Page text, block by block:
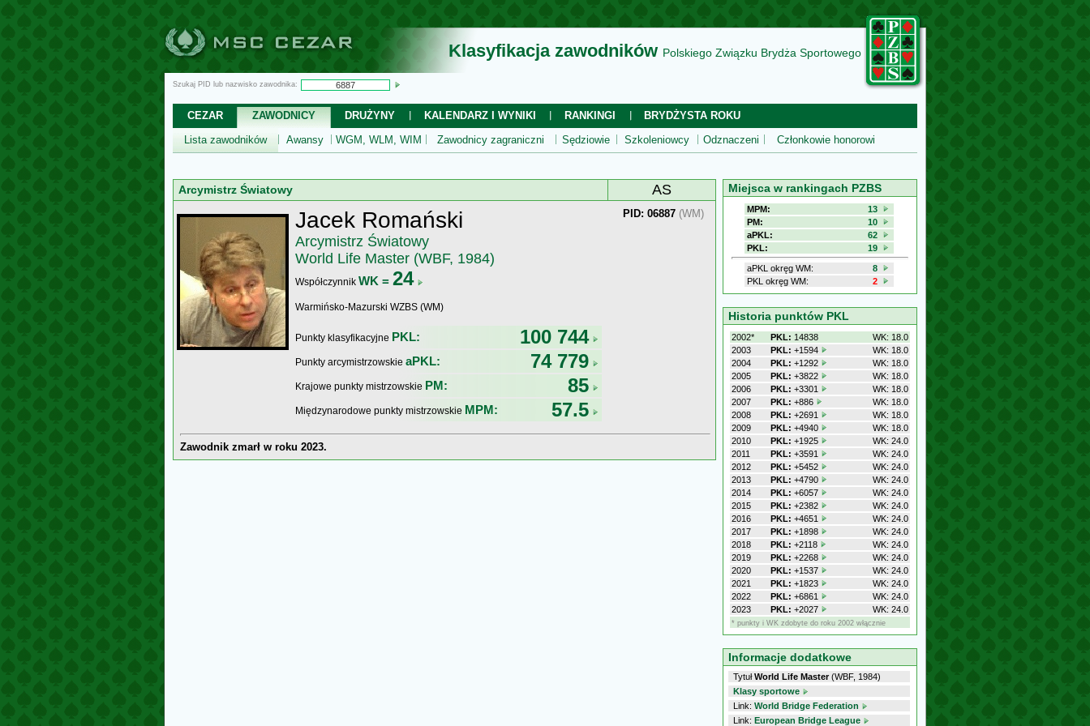
Klasyfikacja zawodników Polskiego Związku Brydża Sportowego
Szukaj PID lub nazwisko zawodnika:
CEZAR ZAWODNICY DRUŻYNY KALENDARZ I WYNIKI RANKINGI
BRYDŻYSTA ROKU
Lista zawodników
Awansy WGM, WLM, WIM Zawodnicy zagraniczni Sędziowie Szkoleniowcy Odznaczeni Członkowie honorowi
Arcymistrz Światowy AS
Jacek Romański
Arcymistrz Światowy
World Life Master (WBF, 1984)
Współczynnik WK = 24
Warmińsko-Mazurski WZBS (WM)
Punkty klasyfikacyjne PKL: 100 744
Punkty arcymistrzowskie aPKL: 74 779
Krajowe punkty mistrzowskie PM: 85
Międzynarodowe punkty mistrzowskie MPM: 57.5
PID: 06887 (WM)
Zawodnik zmarł w roku 2023.
Miejsca w rankingach PZBS
MPM:
13
PM:
10
aPKL:
62
PKL:
19
aPKL okręg WM:
8
PKL okręg WM:
2
Historia punktów PKL
2002* PKL: 14838
WK: 18.0
2003
PKL: +1594
WK: 18.0
2004
PKL: +1292
WK: 18.0
2005
PKL: +3822
WK: 18.0
2006
PKL: +3301
WK: 18.0
2007
PKL: +886
WK: 18.0
2008
PKL: +2691
WK: 18.0
2009
PKL: +4940
WK: 18.0
2010
PKL: +1925
WK: 24.0
2011
PKL: +3591
WK: 24.0
2012
PKL: +5452
WK: 24.0
2013
PKL: +4790
WK: 24.0
2014
PKL: +6057
WK: 24.0
2015
PKL: +2382
WK: 24.0
2016
PKL: +4651
WK: 24.0
2017
PKL: +1898
WK: 24.0
2018
PKL: +2118
WK: 24.0
2019
PKL: +2268
WK: 24.0
2020
PKL: +1537
WK: 24.0
2021
PKL: +1823
WK: 24.0
2022
PKL: +6861
WK: 24.0
2023
PKL: +2027 WK: 24.0
* punkty i WK zdobyte do roku 2002 włącznie
Informacje dodatkowe
TytułWorld Life Master(WBF, 1984)
Klasy sportowe
Link: World Bridge Federation
Link: European Bridge League